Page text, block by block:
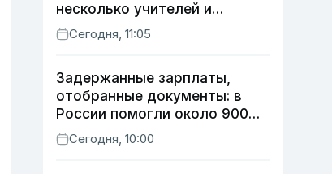
несколько учителей и
учащихся
Сегодня, 11:05
Задержанные зарплаты,
отобранные документы: в
России помогли около 900
мигрантам из Узбекистана
Сегодня, 10:00